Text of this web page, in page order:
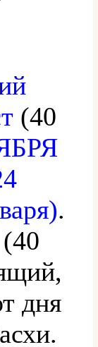
(40
.
(40
дня